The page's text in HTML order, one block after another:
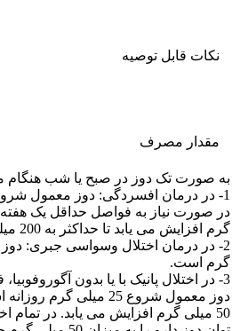
نکات قابل توصيه
مقدار مصرف
به صورت تک دوز در صبح یا شب
گرم افزایش می یابد تا حداکثر به 200 میلی گرم در روز برسد.
گرم است.
دوز معمول شروع 25 میلی
50 میلی گرم افزایش می یابد. در تمام